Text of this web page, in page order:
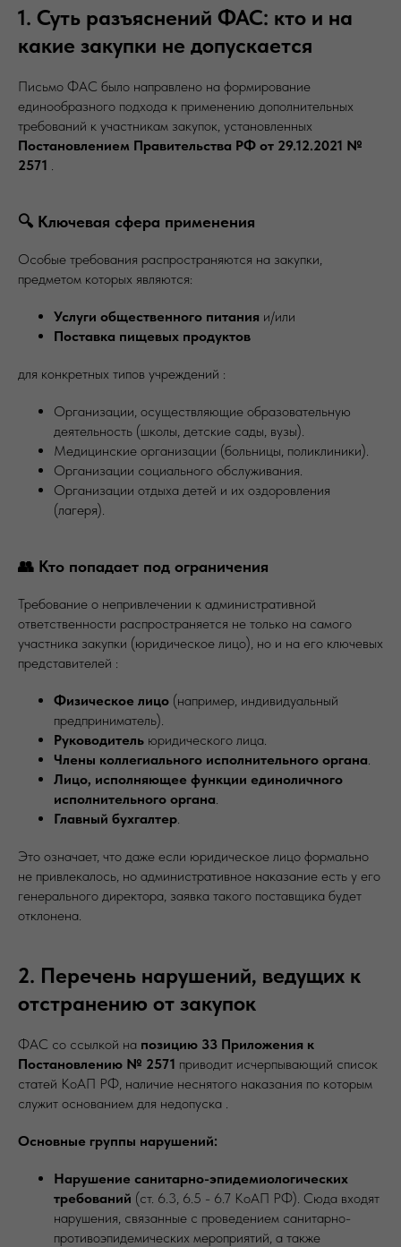
1. Суть разъяснений ФАС: кто и на
какие закупки не допускается
Письмо ФАС было направлено на формирование
единообразного подхода к применению дополнительных
требований к участникам закупок, установленных
Постановлением Правительства РФ от 29.12.2021 №
2571 .
🔍 Ключевая сфера применения
Особые требования распространяются на закупки,
предметом которых являются:
Услуги общественного питания и/или
Поставка пищевых продуктов
для конкретных типов учреждений :
Организации, осуществляющие образовательную
деятельность (школы, детские сады, вузы).
Медицинские организации (больницы, поликлиники).
Организации социального обслуживания.
Организации отдыха детей и их оздоровления
(лагеря).
👥 Кто попадает под ограничения
Требование о непривлечении к административной
ответственности распространяется не только на самого
участника закупки (юридическое лицо), но и на его ключевых
представителей :
Физическое лицо (например, индивидуальный
предприниматель).
Руководитель юридического лица.
Члены коллегиального исполнительного органа.
Лицо, исполняющее функции единоличного
исполнительного органа.
Главный бухгалтер.
Это означает, что даже если юридическое лицо формально
не привлекалось, но административное наказание есть у его
генерального директора, заявка такого поставщика будет
отклонена.
2. Перечень нарушений, ведущих к
отстранению от закупок
ФАС со ссылкой на позицию 33 Приложения к
Постановлению № 2571 приводит исчерпывающий список
статей КоАП РФ, наличие неснятого наказания по которым
служит основанием для недопуска .
Основные группы нарушений:
Нарушение санитарно-эпидемиологических
требований (ст. 6.3, 6.5 - 6.7 КоАП РФ). Сюда входят
нарушения, связанные с проведением санитарно-
противоэпидемических мероприятий, а также